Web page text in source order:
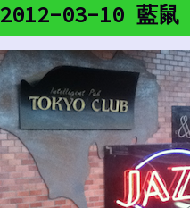
2012-03-10 藍